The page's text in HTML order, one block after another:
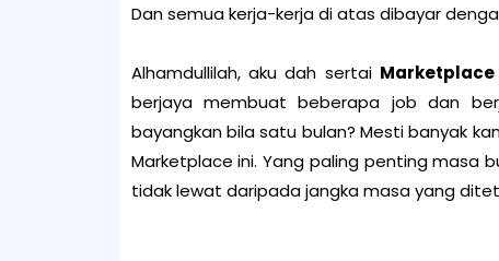
Dan semua kerja-kerja di atas dibayar
Alhamdullilah, aku dah sertai Marketplace
berjaya membuat beberapa job dan
bayangkan bila satu bulan? Mesti banyak
Marketplace ini. Yang paling penting masa
tidak lewat daripada jangka masa yang